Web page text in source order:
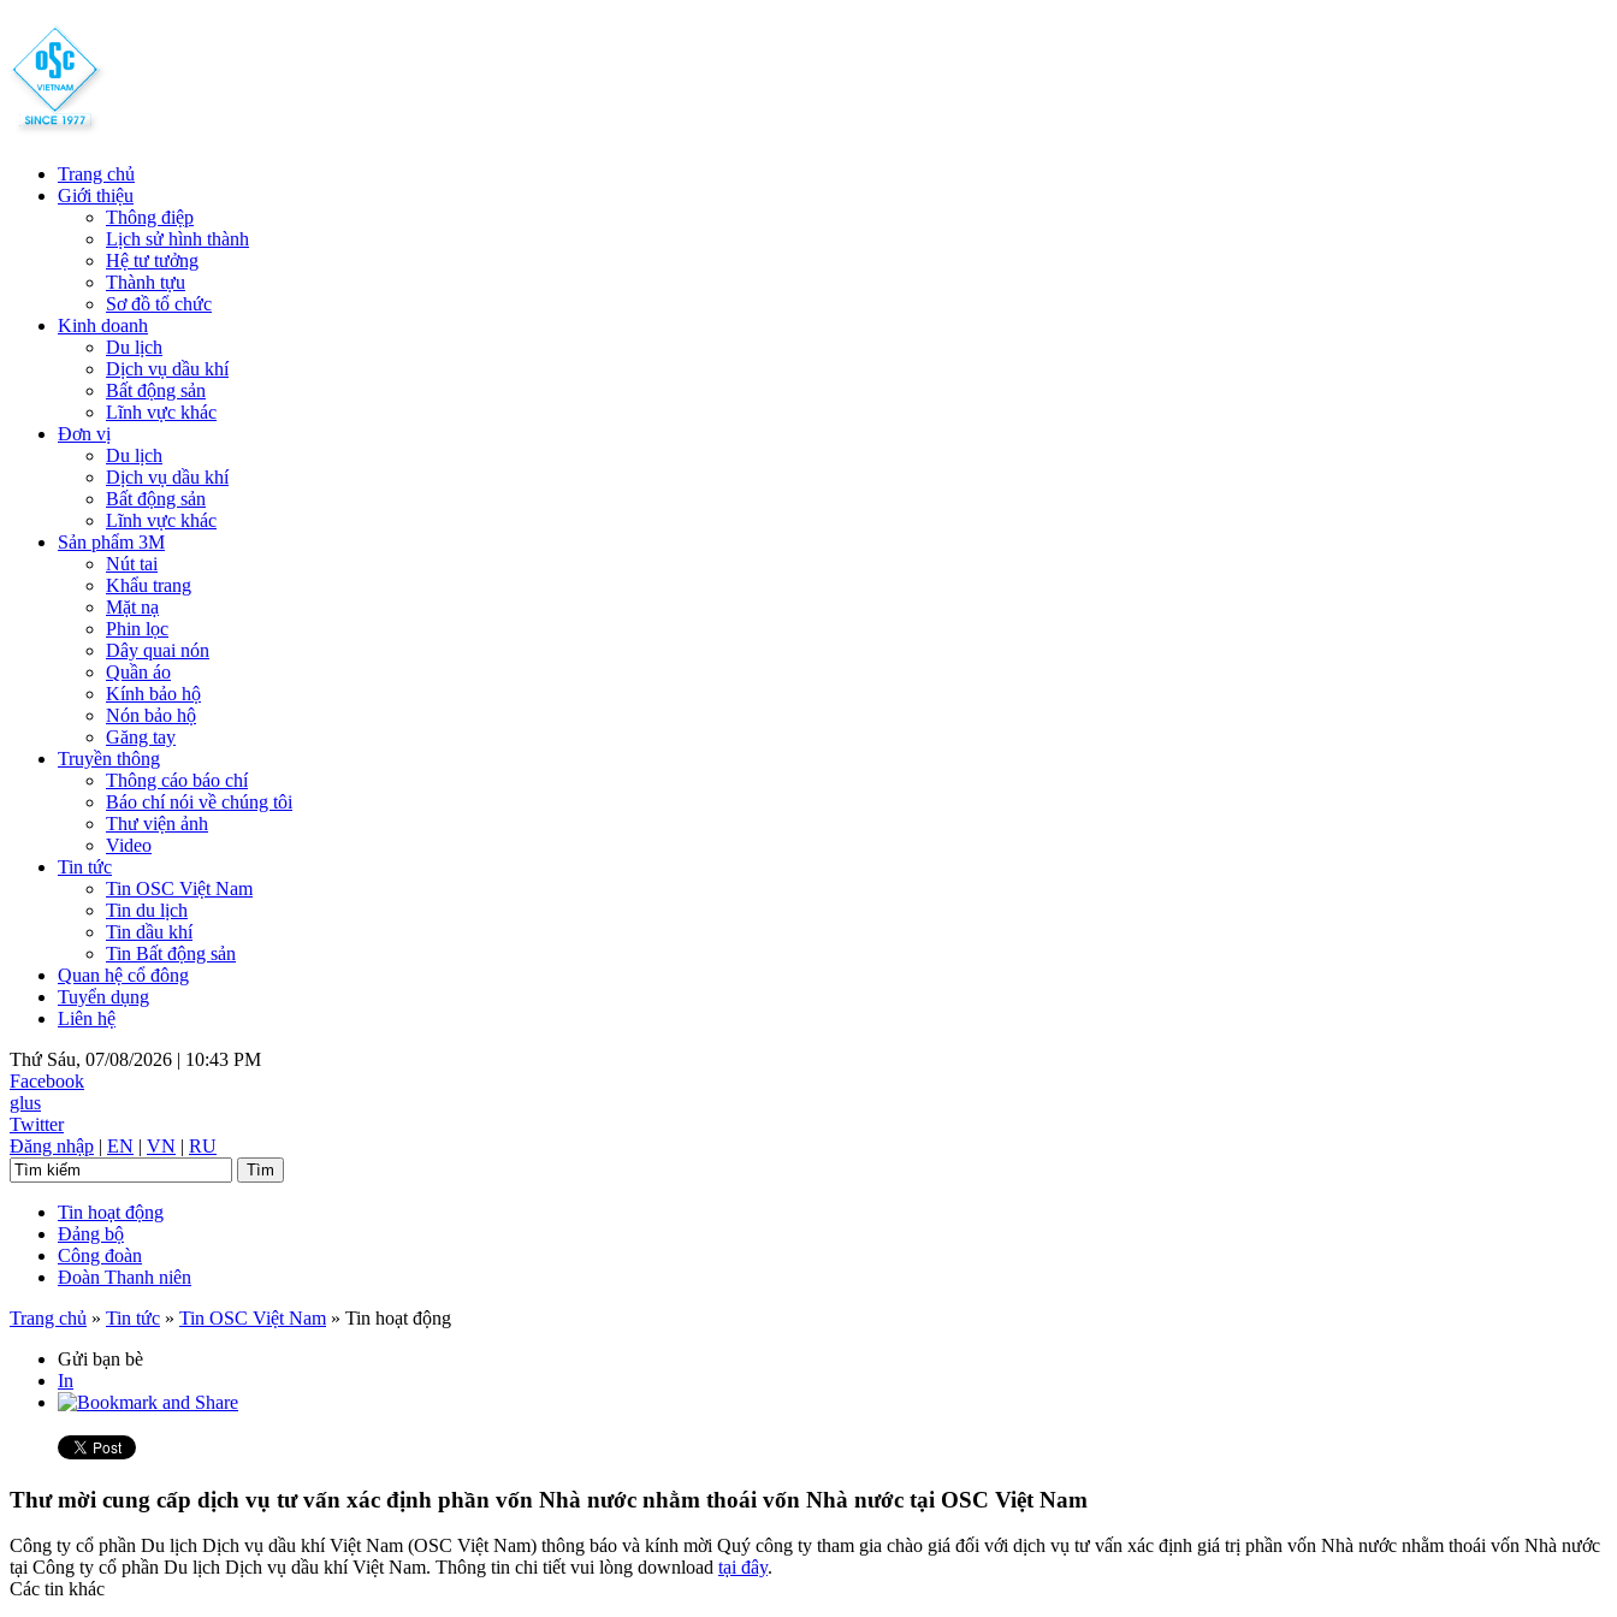
Trang chủ
Giới thiệu
Thông điệp
Lịch sử hình thành
Hệ tư tưởng
Thành tựu
Sơ đồ tổ chức
Kinh doanh
Du lịch
Dịch vụ dầu khí
Bất động sản
Lĩnh vực khác
Đơn vị
Du lịch
Dịch vụ dầu khí
Bất động sản
Lĩnh vực khác
Sản phẩm 3M
Nút tai
Khẩu trang
Mặt nạ
Phin lọc
Dây quai nón
Quần áo
Kính bảo hộ
Nón bảo hộ
Găng tay
Truyền thông
Thông cáo báo chí
Báo chí nói về chúng tôi
Thư viện ảnh
Video
Tin tức
Tin OSC Việt Nam
Tin du lịch
Tin dầu khí
Tin Bất động sản
Quan hệ cổ đông
Tuyển dụng
Liên hệ
Thứ Sáu, 07/08/2026 | 10:43 PM
Facebook
glus
Twitter
Đăng nhập | EN | VN | RU
Tin hoạt động
Đảng bộ
Công đoàn
Đoàn Thanh niên
Trang chủ » Tin tức » Tin OSC Việt Nam » Tin hoạt động
Gửi bạn bè
In
Thư mời cung cấp dịch vụ tư vấn xác định phần vốn Nhà nước nhằm thoái vốn Nhà nước tại OSC Việt Nam
Công ty cổ phần Du lịch Dịch vụ dầu khí Việt Nam (OSC Việt Nam) thông báo và kính mời Quý công ty tham gia chào giá đối với dịch vụ tư vấn xác định giá trị phần vốn Nhà nước nhằm thoái vốn Nhà nước
tại Công ty cổ phần Du lịch Dịch vụ dầu khí Việt Nam. Thông tin chi tiết vui lòng download tại đây.
Các tin khác